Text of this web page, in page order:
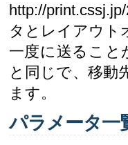
http://
タとレイアウト
一度に送ること
と同じで、移動
ます。
パラメータ一